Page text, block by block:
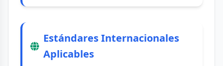
Estándares Internacionales
Aplicables